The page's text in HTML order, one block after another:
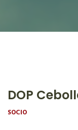
DOP
SOCIO